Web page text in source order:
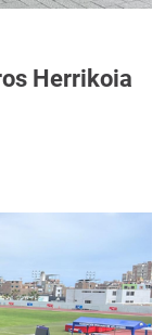
Herrikoia